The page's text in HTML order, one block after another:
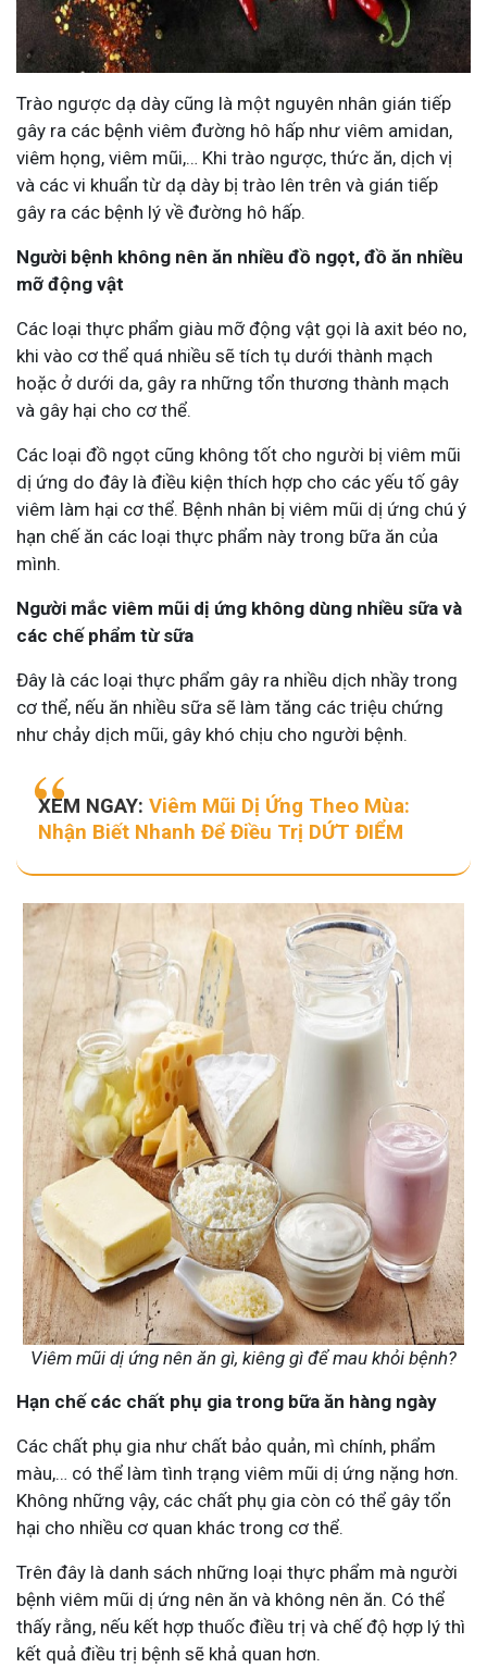
Trào ngược dạ dày cũng là một nguyên nhân gián tiếp
gây ra các bệnh viêm đường hô hấp như viêm amidan,
viêm họng, viêm mũi,… Khi trào ngược, thức ăn, dịch vị
và các vi khuẩn từ dạ dày bị trào lên trên và gián tiếp
gây ra các bệnh lý về đường hô hấp.
Người bệnh không nên ăn nhiều đồ ngọt, đồ ăn nhiều
mỡ động vật
Các loại thực phẩm giàu mỡ động vật gọi là axit béo no,
khi vào cơ thể quá nhiều sẽ tích tụ dưới thành mạch
hoặc ở dưới da, gây ra những tổn thương thành mạch
và gây hại cho cơ thể.
Các loại đồ ngọt cũng không tốt cho người bị viêm mũi
dị ứng do đây là điều kiện thích hợp cho các yếu tố gây
viêm làm hại cơ thể. Bệnh nhân bị viêm mũi dị ứng chú ý
hạn chế ăn các loại thực phẩm này trong bữa ăn của
mình.
Người mắc viêm mũi dị ứng không dùng nhiều sữa và
các chế phẩm từ sữa
Đây là các loại thực phẩm gây ra nhiều dịch nhầy trong
cơ thể, nếu ăn nhiều sữa sẽ làm tăng các triệu chứng
như chảy dịch mũi, gây khó chịu cho người bệnh.
XEM NGAY: Viêm Mũi Dị Ứng Theo Mùa:
Nhận Biết Nhanh Để Điều Trị DỨT ĐIỂM
Viêm mũi dị ứng nên ăn gì, kiêng gì để mau khỏi bệnh?
Hạn chế các chất phụ gia trong bữa ăn hàng ngày
Các chất phụ gia như chất bảo quản, mì chính, phẩm
màu,… có thể làm tình trạng viêm mũi dị ứng nặng hơn.
Không những vậy, các chất phụ gia còn có thể gây tổn
hại cho nhiều cơ quan khác trong cơ thể.
Trên đây là danh sách những loại thực phẩm mà người
bệnh viêm mũi dị ứng nên ăn và không nên ăn. Có thể
thấy rằng, nếu kết hợp thuốc điều trị và chế độ hợp lý thì
kết quả điều trị bệnh sẽ khả quan hơn.